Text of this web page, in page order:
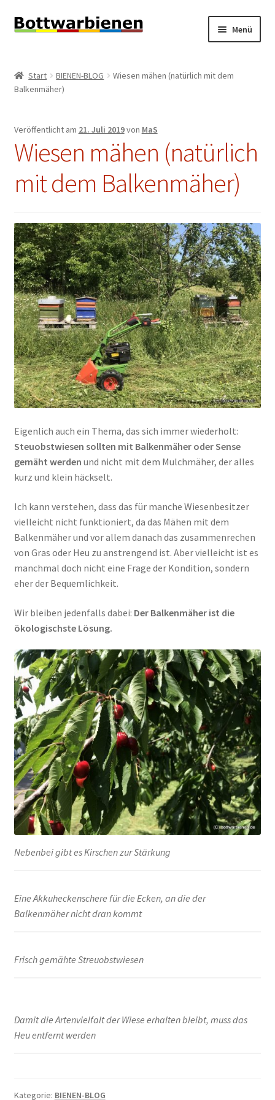
Zur
Zum
Menü
SHOP
INFORMATIONEN
KONTAKT
IMPRESSUM
Start BIENEN-BLOG
Wiesen mähen (natürlich mit dem
Balkenmäher)
Veröffentlicht am 21. Juli 2019von MaS
Wiesen mähen (natürlich
mit dem Balkenmäher)
Eigenlich auch ein Thema, das sich immer wiederholt:
Steuobstwiesen sollten mit Balkenmäher oder Sense
gemäht werden und nicht mit dem Mulchmäher, der alles
kurz und klein häckselt.
Ich kann verstehen, dass das für manche Wiesenbesitzer
vielleicht nicht funktioniert, da das Mähen mit dem
Balkenmäher und vor allem danach das zusammenrechen
von Gras oder Heu zu anstrengend ist. Aber vielleicht ist es
manchmal doch nicht eine Frage der Kondition, sondern
eher der Bequemlichkeit.
Wir bleiben jedenfalls dabei: Der Balkenmäher ist die
ökologischste Lösung.
Nebenbei gibt es Kirschen zur Stärkung
Eine Akkuheckenschere für die Ecken, an die der
Balkenmäher nicht dran kommt
Frisch gemähte Streuobstwiesen
Damit die Artenvielfalt der Wiese erhalten bleibt, muss das
Heu entfernt werden
Kategorie: BIENEN-BLOG